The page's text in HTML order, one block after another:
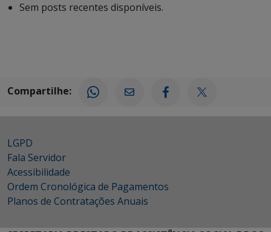
Sem posts recentes disponíveis.
Compartilhe:
LGPD
Fala Servidor
Acessibilidade
Ordem Cronológica de Pagamentos
Planos de Contratações Anuais